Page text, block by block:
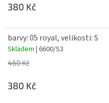
380 Kč
barvy: 05 royal, velikosti: S
Skladem | 6600/S3
460 Kč
380 Kč